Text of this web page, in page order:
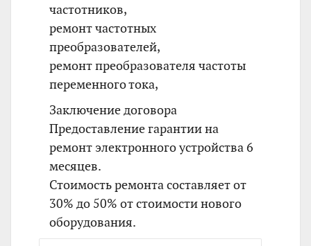
частотников,
ремонт частотных
преобразователей,
ремонт преобразователя частоты
переменного тока,
Заключение договора
Предоставление гарантии на
ремонт электронного устройства 6
месяцев.
Стоимость ремонта составляет от
30% до 50% от стоимости нового
оборудования.